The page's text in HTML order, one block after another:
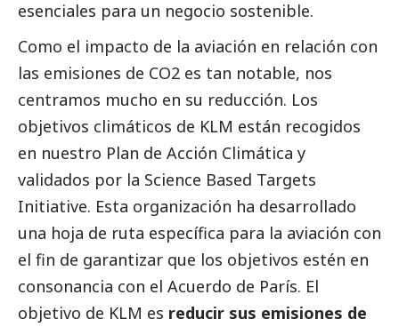
esenciales para un negocio sostenible.
Como el impacto de la aviación en relación con
las emisiones de CO2 es tan notable, nos
centramos mucho en su reducción. Los
objetivos climáticos de KLM están recogidos
en nuestro Plan de Acción Climática y
validados por la Science Based Targets
Initiative. Esta organización ha desarrollado
una hoja de ruta específica para la aviación con
el fin de garantizar que los objetivos estén en
consonancia con el Acuerdo de París. El
objetivo de KLM es reducir sus emisiones de